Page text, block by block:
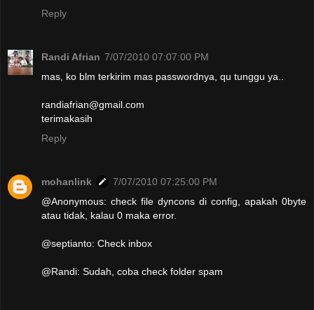
Reply
Randi Afrian 7/07/2010 07:07:00 PM
mas, ko blm terkirim mas passwordnya, qu tunggu ya..
randiafrian@gmail.com
terimakasih
Reply
mohanlink
7/07/2010 07:25:00 PM
@Anonymous: check file dyncons di config, apakah 0byte
atau tidak, kalau 0 maka error.
@septianto: Check inbox
@Randi: Sudah, coba check folder spam